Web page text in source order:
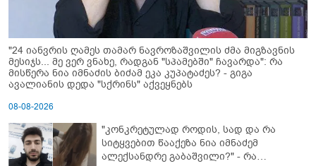
"24 იანვრის ღამეს თამარ ნავროზაშვილის ძმა მიგზავნის
მესიჯს... მე ვერ ვნახე, რადგან "სპამებში" ჩავარდა": რა
მისწერა ნია იმნაძის ბიძამ ეკა კუპატაძეს? - გიგა
ავალიანის დედა "სქრინს" აქვეყნებს
08-08-2026
"კონკრეტულად როდის, სად და რა
სიტყვებით წააქეზა ნია იმნაძემ
ალექსანდრე გაბაშვილი?" - რა